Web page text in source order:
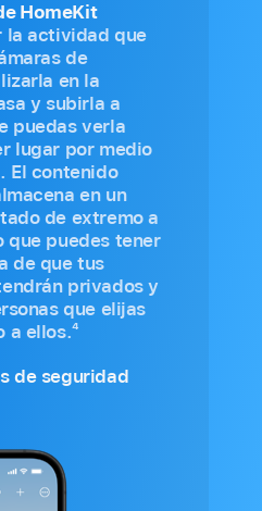
HomeKit
la actividad que
de
en la
y subirla a
puedas verla
lugar por medio
El contenido
en un
de extremo a
que puedes tener
de que tus
privados y
que elijas
a ellos.4
de seguridad